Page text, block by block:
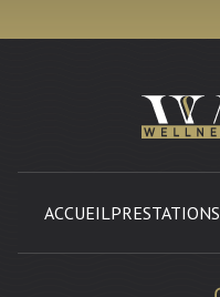
ACCUEILPRESTATIONS